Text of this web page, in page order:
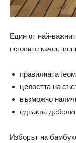
Един от най-
неговите
правилната
целостта на
възможно
еднаква
Изборът на